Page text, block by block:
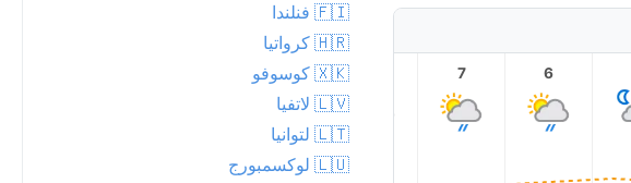
6
7
9
🇫🇮 فنلندا
🇭🇷 كرواتيا
🇽🇰 كوسوفو
🇱🇻 لاتفيا
🇱🇹 لتوانيا
🇱🇺 لوكسمبورج